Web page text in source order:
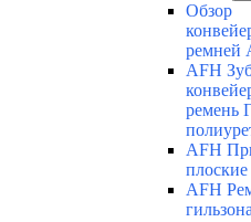
Обзор
ремней
AFH
ремень
AFH
AFH